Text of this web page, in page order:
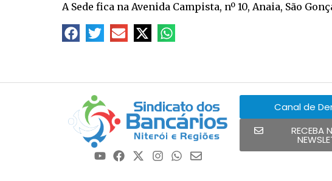
A Sede fica na Avenida Campista, nº 10, Anaia, São
Canal de
RECEBA